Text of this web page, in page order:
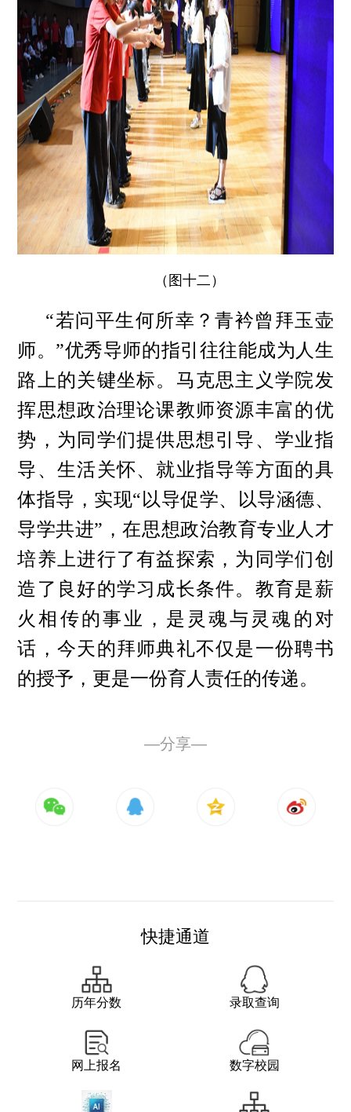
（图十二）
“若问平生何所幸？青衿曾拜玉壶
师。”优秀导师的指引往往能成为人生
路上的关键坐标。马克思主义学院发
挥思想政治理论课教师资源丰富的优
势，为同学们提供思想引导、学业指
导、生活关怀、就业指导等方面的具
体指导，实现“以导促学、以导涵德、
导学共进”，在思想政治教育专业人才
培养上进行了有益探索，为同学们创
造了良好的学习成长条件。教育是薪
火相传的事业，是灵魂与灵魂的对
话，今天的拜师典礼不仅是一份聘书
的授予，更是一份育人责任的传递。
—分享—
快捷通道
历年分数 录取查询
网上报名 数字校园